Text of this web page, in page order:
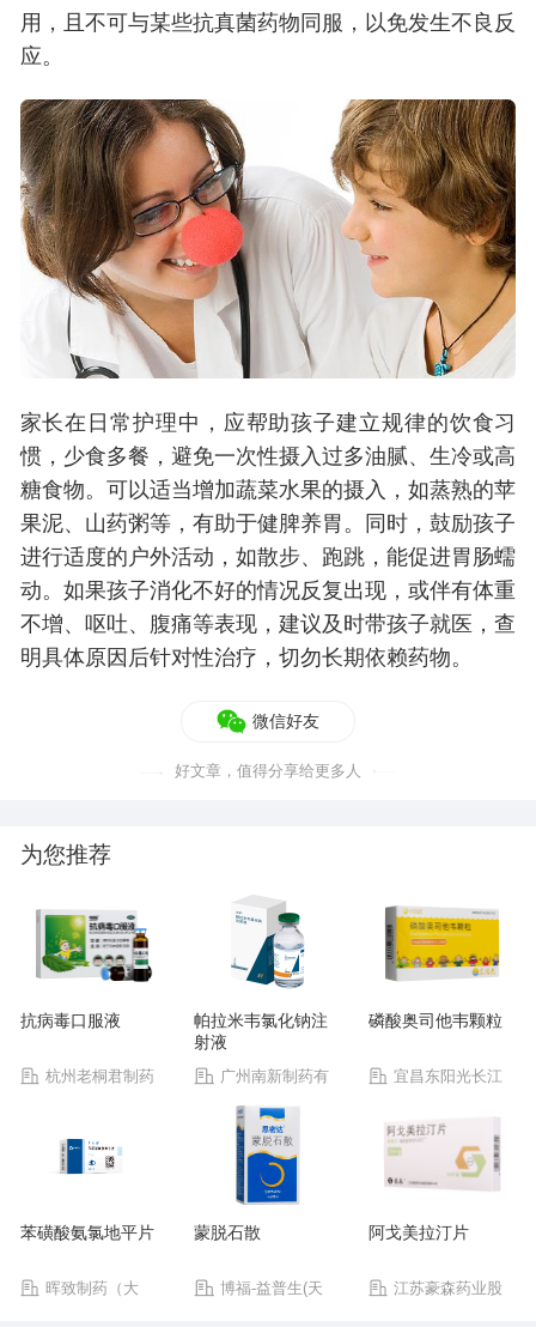
用，且不可与某些抗真菌药物同服，以免发生不良反
应。
家长在日常护理中，应帮助孩子建立规律的饮食习
惯，少食多餐，避免一次性摄入过多油腻、生冷或高
糖食物。可以适当增加蔬菜水果的摄入，如蒸熟的苹
果泥、山药粥等，有助于健脾养胃。同时，鼓励孩子
进行适度的户外活动，如散步、跑跳，能促进胃肠蠕
动。如果孩子消化不好的情况反复出现，或伴有体重
不增、呕吐、腹痛等表现，建议及时带孩子就医，查
明具体原因后针对性治疗，切勿长期依赖药物。
微信好友
好文章，值得分享给更多人
为您推荐
抗病毒口服液
杭州老桐君制药
帕拉米韦氯化钠注
射液
广州南新制药有
限公司
磷酸奥司他韦颗粒
宜昌东阳光长江
苯磺酸氨氯地平片
晖致制药（大
蒙脱石散
博福-益普生(天
阿戈美拉汀片
江苏豪森药业股